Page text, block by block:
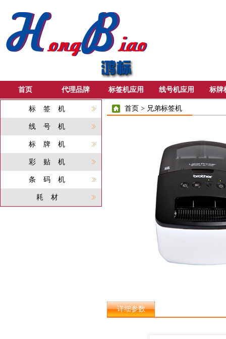
首页 代理品牌 标签机应用 线号机应用 标牌
标签机
线号机
标牌机
彩贴机
条码机
耗材
首页 > 兄弟标签机
详细参数